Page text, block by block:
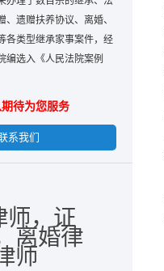
、遗赠扶养协议、离婚、
各类型继承家事案件，经
编选入《人民法院案例
待为您服务
系我们
师，证
离婚律
师